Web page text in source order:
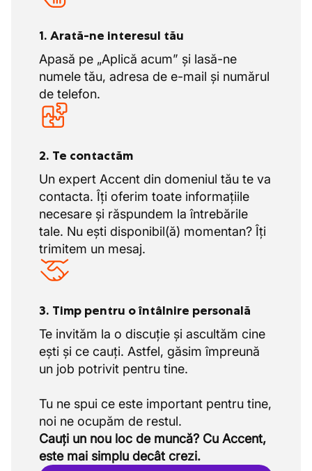
1. Arată-ne interesul tău
Apasă pe „Aplică acum” și lasă-ne
numele tău, adresa de e-mail și numărul
de telefon.
2. Te contactăm
Un expert Accent din domeniul tău te va
contacta. Îți oferim toate informațiile
necesare și răspundem la întrebările
tale. Nu ești disponibil(ă) momentan? Îți
trimitem un mesaj.
3. Timp pentru o întâlnire personală
Te invităm la o discuție și ascultăm cine
ești și ce cauți. Astfel, găsim împreună
un job potrivit pentru tine.
Tu ne spui ce este important pentru tine,
Cauți un nou loc de muncă? Cu Accent,
este mai simplu decât crezi.